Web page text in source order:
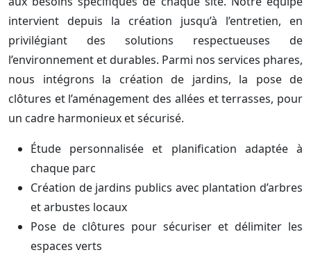
intervient depuis la création jusqu’à l’entretien, en
privilégiant des solutions respectueuses de
l’environnement et durables. Parmi nos services phares,
nous intégrons la création de jardins, la pose de
clôtures et l’aménagement des allées et terrasses, pour
un cadre harmonieux et sécurisé.
Étude personnalisée et planification adaptée à
chaque parc
Création de jardins publics avec plantation d’arbres
et arbustes locaux
Pose de clôtures pour sécuriser et délimiter les
espaces verts